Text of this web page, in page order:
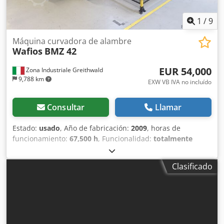
1 /9
Zona Industriale Greithwald
9,788 km
Máquina curvadora de alambre
Wafios BMZ 42
EUR 54,000
EXW VB IVA no incluído
Consultar Llamar
Estado: usado, Año de fabricación: 2009, horas de
funcionamiento: 67,500 h, Funcionalidad: totalmente
, número de máquina/vehículo:
vende máquina curvadora de tubos CNC WAFIOS BMZ 42
año 2009. En venta máquina curvadora numérica delClasificado